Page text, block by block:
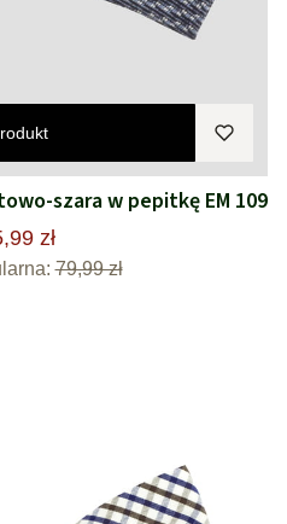
szara w pepitkę EM 109
zł
79,99 zł